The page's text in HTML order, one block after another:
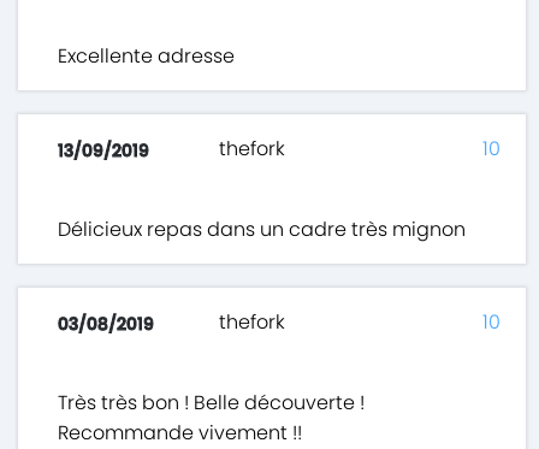
Excellente adresse
13/09/2019 thefork
Délicieux repas dans un cadre très mignon
10
03/08/2019 thefork
Très très bon ! Belle découverte !
Recommande vivement !!
10